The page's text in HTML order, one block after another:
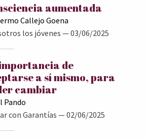
aumentada
Callejo Goena
los jóvenes — 03/06/2025
de
a sí mismo, para
cambiar
Pando
con Garantías — 02/06/2025